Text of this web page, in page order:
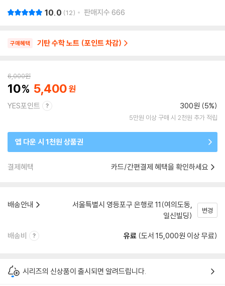
10.0 12 판매지수 666
구매혜택 기탄 수학 노트 (포인트 차감)
6,000원
10 5,400
YES포인트 300원 (5%)
5만원 이상 구매 시 2천원 추가 적립
앱 다운 시 1천원 상품권
결제혜택 카드/간편결제 혜택을 확인하세요
배송안내
서울특별시 영등포구 은행로 11(여의도동,
일신빌딩)
변경
배송비 유료 (도서 15,000원 이상 무료)
시리즈의 신상품이 출시되면 알려드립니다.